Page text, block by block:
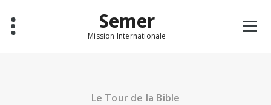
contenu
Semer
Mission Internationale
Le Tour de la Bible